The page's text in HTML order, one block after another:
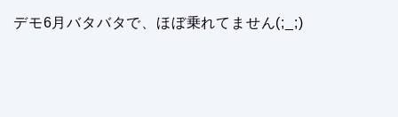
デモ6月バタバタで、ほぼ乗れてません(;_;)